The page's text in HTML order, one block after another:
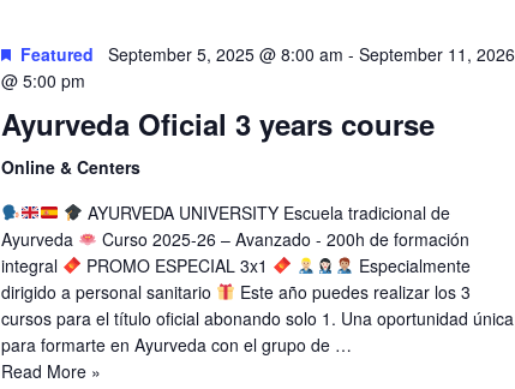
Featured September 5, 2025 @ 8:00 am -September 11, 2026
@ 5:00 pm
Ayurveda Oficial 3 years course
Online & Centers
AYURVEDA UNIVERSITY Escuela tradicional de
Ayurveda
Curso 2025-26 – Avanzado - 200h de formación
integral
PROMO ESPECIAL 3x1
Especialmente
dirigido a personal sanitario
Este año puedes realizar los 3
cursos para el título oficial abonando solo 1. Una oportunidad única
para formarte en Ayurveda con el grupo de …
course
Read More »